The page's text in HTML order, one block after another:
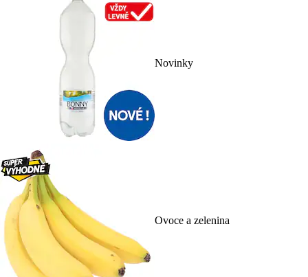
Novinky
Ovoce a zelenina